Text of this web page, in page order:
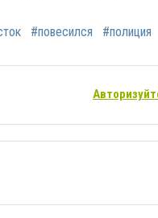
#повесился #полиция